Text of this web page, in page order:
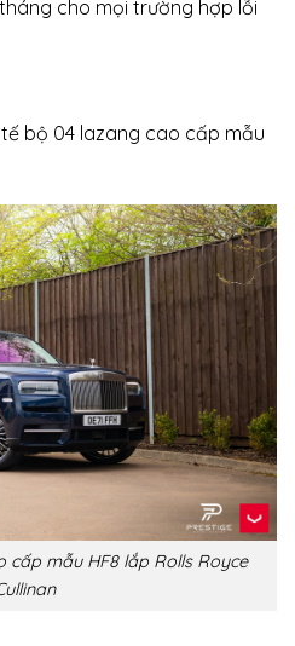
cho mọi trường hợp lỗi
bộ 04 lazang cao cấp mẫu
cấp mẫu HF8 lắp Rolls Royce